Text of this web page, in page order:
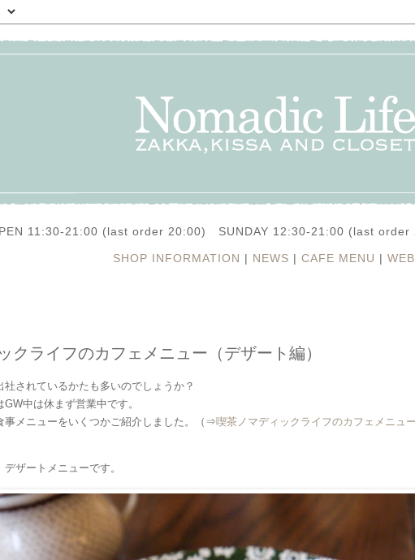
11:30-21:00 (last order 20:00) SUNDAY 12:30-21:00 (last
SHOP INFORMATION | NEWS | CAFE MENU |
クライフのカフェメニュー（デザート編）
社されているかたも多いのでしょうか？
中は休まず営業中です。
事メニューをいくつかご紹介しました。（⇒喫茶ノマディックライフのカフェメニュ
ザートメニューです。